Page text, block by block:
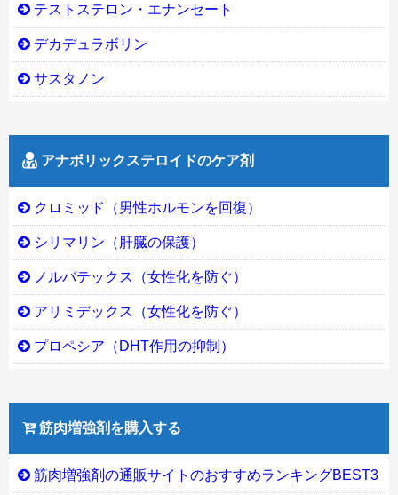
テストステロン・エナンセート
デカデュラボリン
サスタノン
アナボリックステロイドのケア剤
クロミッド（男性ホルモンを回復）
シリマリン（肝臓の保護）
ノルバテックス（女性化を防ぐ）
アリミデックス（女性化を防ぐ）
プロペシア（DHT作用の抑制）
筋肉増強剤を購入する
筋肉増強剤の通販サイトのおすすめランキングBEST3